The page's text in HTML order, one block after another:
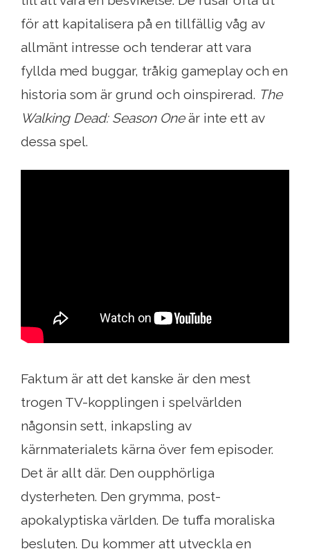
för att kapitalisera på en tillfällig våg av
allmänt intresse och tenderar att vara
fyllda med buggar, tråkig gameplay och en
historia som är grund och oinspirerad. The
Walking Dead: Season Oneär inte ett av
dessa spel.
Faktum är att det kanske är den mest
trogen TV-kopplingen i spelvärlden
någonsin sett, inkapsling av
kärnmaterialets kärna över fem episoder.
Det är allt där. Den oupphörliga
dysterheten. Den grymma, post-
apokalyptiska världen. De tuffa moraliska
besluten. Du kommer att utveckla en